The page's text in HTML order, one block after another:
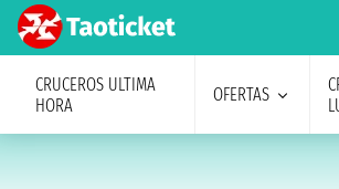
CRUCEROS ULTIMA
HORA
OFERTAS